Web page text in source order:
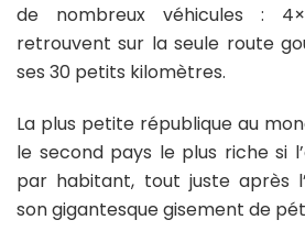
de nombreux véhicules :
retrouvent sur la seule route
ses 30 petits kilomètres.
La plus petite république au
le second pays le plus riche si
par habitant, tout juste après
son gigantesque gisement de